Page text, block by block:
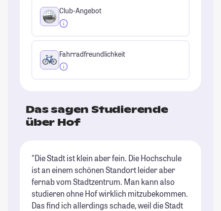
Club-Angebot
Fahrradfreundlichkeit
Das sagen Studierende
über Hof
"Die Stadt ist klein aber fein. Die Hochschule
ist an einem schönen Standort leider aber
fernab vom Stadtzentrum. Man kann also
studieren ohne Hof wirklich mitzubekommen.
Das find ich allerdings schade, weil die Stadt